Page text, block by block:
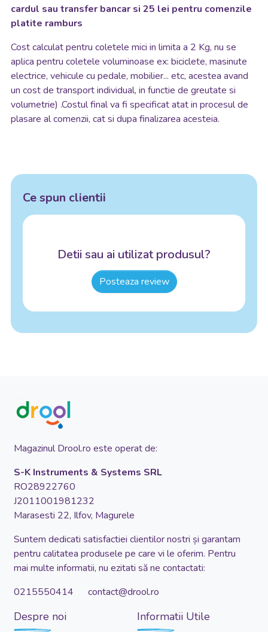
cardul sau transfer bancar si 25 lei pentru comenzile
platite ramburs
Cost calculat pentru coletele mici in limita a 2 Kg, nu se
aplica pentru coletele voluminoase ex: biciclete, masinute
electrice, vehicule cu pedale, mobilier... etc, acestea avand
un cost de transport individual, in functie de greutate si
volumetrie) .Costul final va fi specificat atat in procesul de
plasare al comenzii, cat si dupa finalizarea acesteia.
Ce spun clientii
Detii sau ai utilizat produsul?
Posteaza review
Magazinul Drool.ro este operat de:
S-K Instruments & Systems SRL
RO28922760
J2011001981232
Marasesti 22, Ilfov, Magurele
Suntem dedicati satisfactiei clientilor nostri și garantam
pentru calitatea produsele pe care vi le oferim. Pentru
mai multe informatii, nu ezitati să ne contactati:
0215550414 contact@drool.ro
Despre noi Informatii Utile